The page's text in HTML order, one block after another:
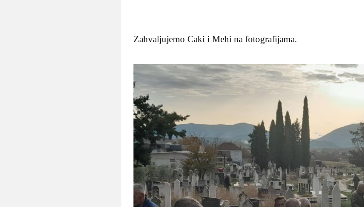
Zahvaljujemo Caki i Mehi na fotografijama.